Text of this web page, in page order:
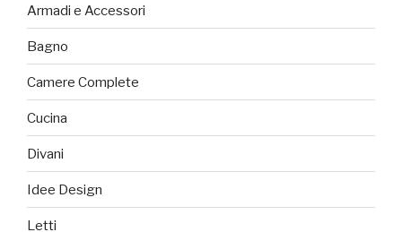
Armadi e Accessori
Bagno
Camere Complete
Cucina
Divani
Idee Design
Letti